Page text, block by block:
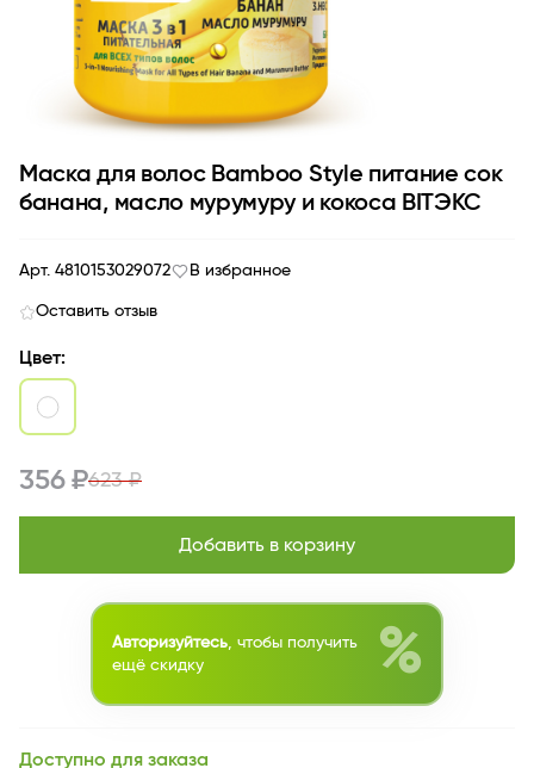
Маска для волос Bamboo Style питание сок
банана, масло мурумуру и кокоса BITЭКС
Арт. 4810153029072 В избранное
Оставить отзыв
Цвет:
356 ₽623 ₽
Добавить в корзину
Авторизуйтесь , чтобы получить
ещё скидку
%
Доступно для заказа